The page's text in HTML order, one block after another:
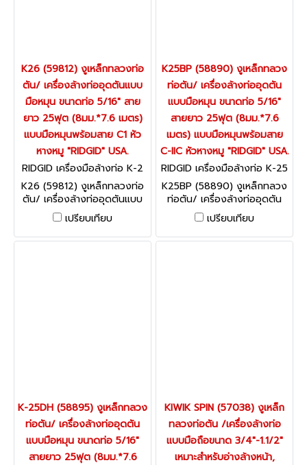
K26 (59812) งูเหล็กทลวงท่อ
ตัน/ เครื่องล้างท่ออุดตันแบบ
มือหมุน ขนาดท่อ 5/16" สาย
ยาว 25ฟุต (8มม.*7.6 เมตร)
แบบมือหมุนพร้อมสาย C1 หัว
หางหมู "RIDGID" USA.
RIDGID เครื่องมือล้างท่อ K-2
6 (59812)
K26 (59812) งูเหล็กทลวงท่อ
ตัน/ เครื่องล้างท่ออุดตันแบบ
มือหมุน ขนาดท่อ 5/16" สาย
ยาว 25ฟุต (8มม.*7.6 เมตร)
แบบมือหมุนพร้อมสาย C1 หัว
เปรียบเทียบ
K25BP (58890) งูเหล็กทลวง
ท่อตัน/ เครื่องล้างท่ออุดตัน
แบบมือหมุน ขนาดท่อ 5/16"
สายยาว 25ฟุต (8มม.*7.6
เมตร) แบบมือหมุนพร้อมสาย
C-IIC หัวหางหมู "RIDGID" USA.
RIDGID เครื่องมือล้างท่อ K-25
-BP (58890)
K25BP (58890) งูเหล็กทลวง
ท่อตัน/ เครื่องล้างท่ออุดตัน
แบบมือหมุน ขนาดท่อ 5/16"
สายยาว 25ฟุต (8มม.*7.6
เมตร) แบบมือหมุนพร้อมสาย
เปรียบเทียบ
K-25DH (58895) งูเหล็กทลวง
ท่อตัน/ เครื่องล้างท่ออุดตัน
แบบมือหมุน ขนาดท่อ 5/16"
สายยาว 25ฟุต (8มม.*7.6
KIWIK SPIN (57038) งูเหล็ก
ทลวงท่อตัน /เครื่องล้างท่อ
แบบมือถือขนาด 3/4"-1.1/2"
เหมาะสำหรับอ่างล้างหน้า,